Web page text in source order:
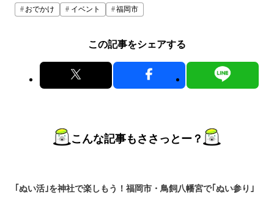
おでかけ イベント 福岡市
この記事をシェアする
こんな記事もささっとー？
｢ぬい活｣を神社で楽しもう！福岡市・鳥飼八幡宮で｢ぬい参り｣